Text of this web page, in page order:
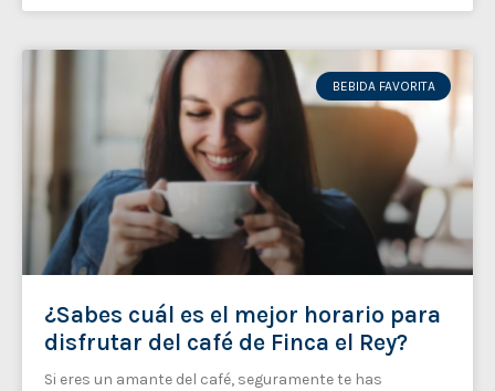
BEBIDA FAVORITA
¿Sabes cuál es el mejor horario para
disfrutar del café de Finca el Rey?
Si eres un amante del café, seguramente te has